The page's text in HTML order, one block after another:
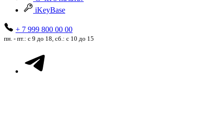
iKeyBase
+ 7 999 800 00 00
пн. - пт.: с 9 до 18, сб.: с 10 до 15